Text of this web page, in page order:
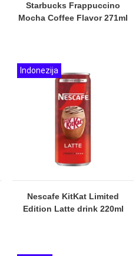
Starbucks Frappuccino
Mocha Coffee Flavor 271ml
Nescafe KitKat Limited
Edition Latte drink 220ml
Indonezija